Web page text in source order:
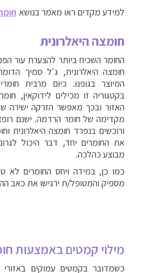
למידע מקדים ראו מאמר בנושא
חומצה היאלרונית
החומר השכיח ביותר להצערת עור
חומצה היאלרונית, ג'ל סמיך
המיוצר בגופנו. כיום מרבית
בקטגוריה זו מכילים לידוקאין,
האזור ובכך מאפשר הזרקה ישירה
מקדימה של חומר הרדמה. ישנם
ורוכשים בנפרד חומצה היאלרונית
את החומרים יחד, דבר היכול
מבוצע כהלכה.
כמו כן, במידה ויחס החומרים לא
מספיק והמטופל/ת ירגישו את כאב
מילוי קמטים באמצעות
כשמדובר בקמטים עמוקים